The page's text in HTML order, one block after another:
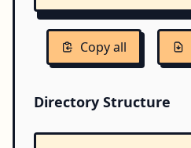
Copy all
Directory Structure